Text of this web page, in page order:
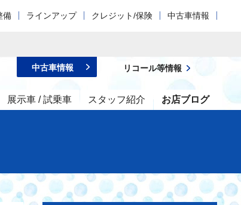
備 ラインアップ クレジット/保険 中古車情報
展示車 / 試乗車 スタッフ紹介 お店ブログ
中古車情報 リコール等情報